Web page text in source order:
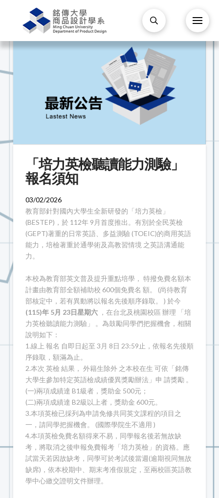
「培力英檢聽讀能力測驗」
報名須知
03/02/2026
教育部針對國內大學生全新研發的「培力英檢」
(BESTEP)，於 112年 9月首度推出。有別於全民英檢
(GEPT)著重的日常英語、多益測驗 (TOEIC)的商用英語
能力，培檢著重於通學術及高教習情境 之英語溝通能
力。
本校為教育部英文普及提升重點培學， 特撥免費名額本
計畫由教育部全額補助校 600個免費名 額。 (尚待教育
部核定中，若有異動將以報名先後順序錄取。 ) 於今
(115)年 5月 23日星期六，在台北及桃園校區 辦理 「培
力英檢聽讀能力測驗」 。為鼓勵同學們把握機會，相關
說明如下：
1.線上 報名 自即日起至 3月 8日 23:59止，依報名先後順
序錄取，額滿為止。
2.本次 英檢 結果， 外籍生除外 之本校在生 可依「銘傳
大學生參加特定英語檢成績優異獎勵辦法」申 請獎勵 。
(一)兩項成績達 B1級者，獎助金 500元；
(二)兩項成績達 B2級以上者，獎助金 600元。
3.本項英檢已採列為申請免修共同英文課程的項目之
一，請同學把握機會。 (國際學院生不適用 )
4.本項英檢免費名額得來不易，同學報名後若無故缺
考，將取消之後申報免費報考「培力英檢」的資格。應
試當天若因故缺考，同學可於考試後當週(逾期視同無故
缺席)，依本校期中、期末考准假規定，至兩校區英語教
學中心繳交證明文件辦理。